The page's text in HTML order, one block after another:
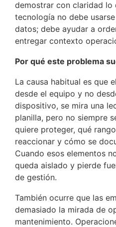
demostrar con claridad lo
tecnología no debe
datos; debe ayudar a
entregar contexto
Por qué este problema
La causa habitual es que
desde el equipo y no
dispositivo, se mira una
planilla, pero no siempre
quiere proteger, qué
reaccionar y cómo se
Cuando esos elementos
queda aislado y pierde
de gestión.
También ocurre que las
demasiado la mirada de
mantenimiento.